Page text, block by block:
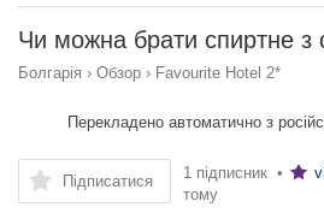
Чи можна брати спиртне з
Болгарія › Обзор › Favourite Hotel 2*
Перекладено автоматично з
Підписатися 1 підписник •
тому